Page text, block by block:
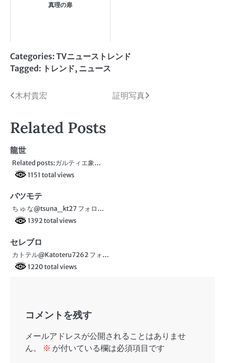
真理の扉
Categories: TVニューストレンド
Tagged: トレンド, ニュース
投
ナ
ビ
ゲ
シ
ョ
ン
木村貴宏 証明写真
Related Posts
龍世
Related posts:ガルティエ象…
1151 total views
バツモテ
ち ゅ な@tsuna_kt27 フォロ…
1392 total views
セレブロ
カトテル@Katoteru7262 フォ…
1220 total views
コメントを残す
メールアドレスが公開されることはありませ
ん。
※ が付いている欄は必須項目です